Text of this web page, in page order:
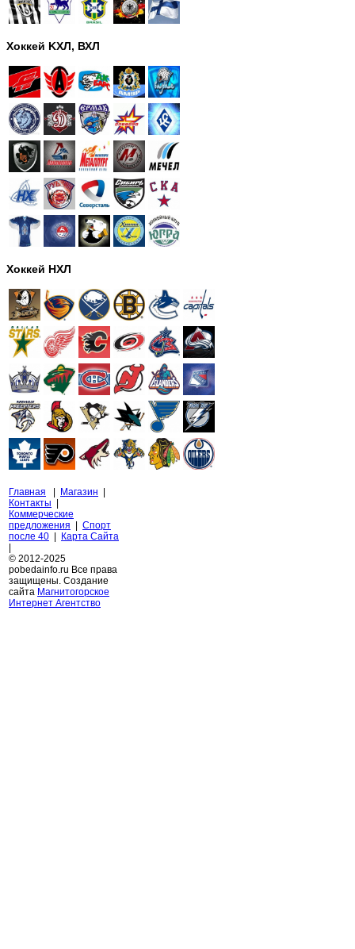
Хоккей KХЛ, ВХЛ
Хоккей НХЛ
Главная Магазин
Контакты
Коммерческие
предложения
Спорт
после 40
Карта Сайта
© 2012-2025
pobedainfo.ru Все права
защищены. Создание
сайта Магнитогорское
Интернет Агентство